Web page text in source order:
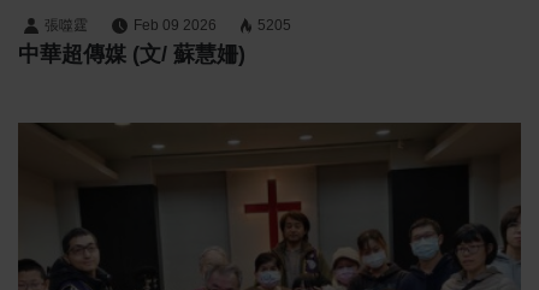
為嘉義500名弱勢學童籌募冬衣
張噬霆 Feb 09 2026 5205
中華超傳媒 (文/ 蘇慧姍)